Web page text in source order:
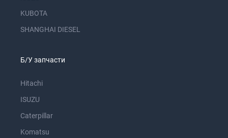
KUBOTA
SHANGHAI DIESEL
Б/У запчасти
Hitachi
ISUZU
Caterpillar
Komatsu